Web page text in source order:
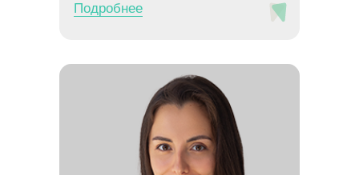
Подробнее